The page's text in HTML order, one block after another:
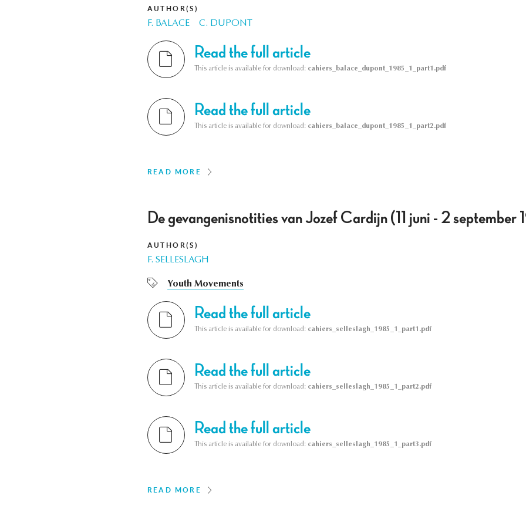
AUTHOR(S)
F. BALACE C. DUPONT
Read the full article
This article is available for download: cahiers_balace_dupont_1985_1_part1.pdf
Read the full article
This article is available for download: cahiers_balace_dupont_1985_1_part2.pdf
READ MORE
De gevangenisnotities van Jozef Cardijn (11 juni - 2 september
AUTHOR(S)
F. SELLESLAGH
Youth Movements
Read the full article
This article is available for download: cahiers_selleslagh_1985_1_part1.pdf
Read the full article
This article is available for download: cahiers_selleslagh_1985_1_part2.pdf
Read the full article
This article is available for download: cahiers_selleslagh_1985_1_part3.pdf
READ MORE